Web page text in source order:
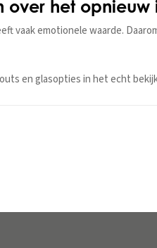
over het opnieuw
vaak emotionele waarde.
en glasopties in het echt